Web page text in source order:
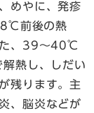
めやに、発疹
前後の熱
た、39～40℃
熱し、しだい
残ります。主
、脳炎などが